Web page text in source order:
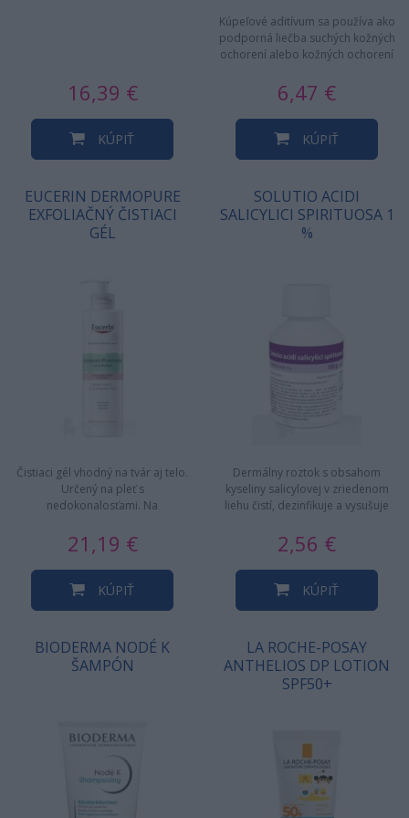
16,39 €
KÚPIŤ
Kúpeľové aditívum sa používa ako
podporná liečba suchých kožných
ochorení alebo kožných ochorení
6,47 €
KÚPIŤ
EUCERIN DERMOPURE
EXFOLIAČNÝ ČISTIACI
GÉL
Čistiaci gél vhodný na tvár aj telo.
Určený na pleť s
nedokonalosťami. Na
nekomedogénny …
21,19 €
KÚPIŤ
SOLUTIO ACIDI
SALICYLICI SPIRITUOSA 1
%
Dermálny roztok s obsahom
kyseliny salicylovej v zriedenom
liehu čistí, dezinfikuje a vysušuje
2,56 €
KÚPIŤ
BIODERMA NODÉ K
ŠAMPÓN
LA ROCHE-POSAY
ANTHELIOS DP LOTION
SPF50+